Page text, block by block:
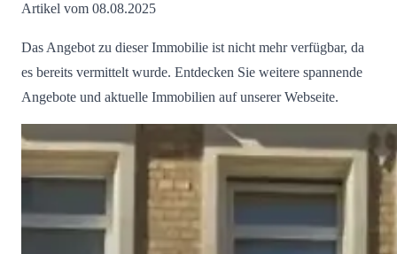
Artikel vom 08.08.2025
Das Angebot zu dieser Immobilie ist nicht mehr verfügbar, da
es bereits vermittelt wurde. Entdecken Sie weitere spannende
Angebote und aktuelle Immobilien auf unserer Webseite.